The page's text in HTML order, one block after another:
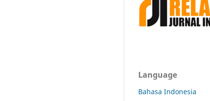
Language
Bahasa Indonesia